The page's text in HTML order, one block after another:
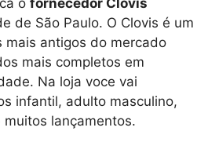
o fornecedor Clovis
de São Paulo. O Clovis é um
mais antigos do mercado
mais completos em
Na loja voce vai
infantil, adulto masculino,
lançamentos.